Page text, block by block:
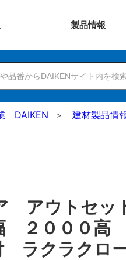
製品情報
DAIKEN 建材製品情
アウトセ
２０００高
クラクロ